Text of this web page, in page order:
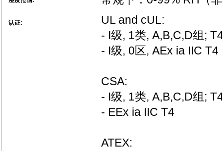
认证:
UL and cUL:
- I级, 1类, A,B,C,D组;
- I级, 0区, AEx ia IIC T4
CSA:
- I级, 1类, A,B,C,D组;
- EEx ia IIC T4
ATEX: